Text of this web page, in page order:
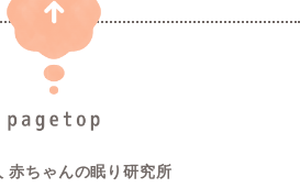
赤ちゃんの眠り研究所